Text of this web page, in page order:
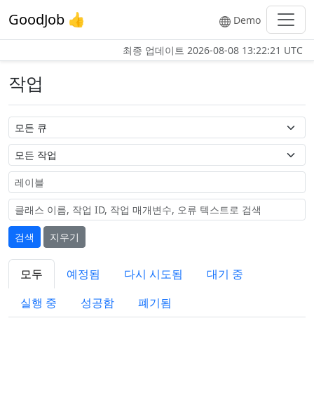
GoodJob 👍 Demo
최종 업데이트 2026-08-08 13:22:21 UTC
작업
큐 이름
작업 이름
레이블
검색
지우기
모두 예정됨 다시 시도됨
대기 중
실행 중
성공함 폐기됨